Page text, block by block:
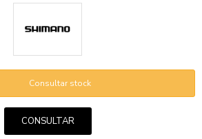
Consultar stock
CONSULTAR